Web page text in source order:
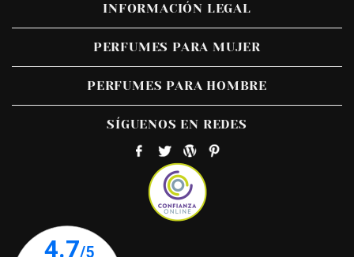
INFORMACIÓN LEGAL
PERFUMES PARA MUJER
PERFUMES PARA HOMBRE
SÍGUENOS EN REDES